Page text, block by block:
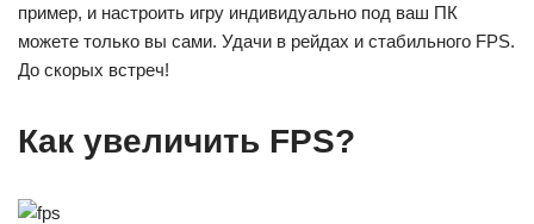
пример, и настроить игру индивидуально под ваш ПК
можете только вы сами. Удачи в рейдах и стабильного FPS.
До скорых встреч!
Как увеличить FPS?